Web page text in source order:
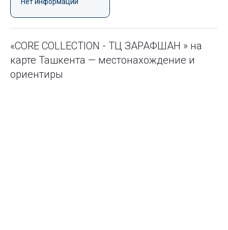
«CORE COLLECTION - ТЦ ЗАРАФШАН » на
карте Ташкента — местонахождение и
ориентиры